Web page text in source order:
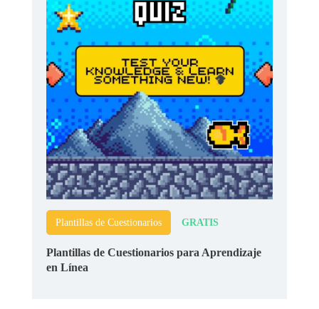
Plantillas de Cuestionarios GRATIS
Plantillas de Cuestionarios para Aprendizaje
en Línea